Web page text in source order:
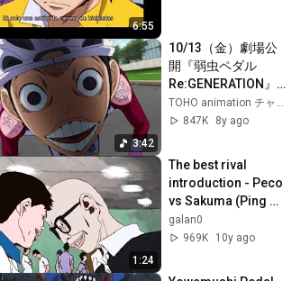
6:55
3:42
10/13（金）劇場公
開『弱虫ペダル
Re:GENERATION』
主題歌「ツヨサヨワ
サ」アニメスペシャ
期2018年1月放送ス
タート）
TOHO animation チャンネル
847K
8y ago
1:24
The best rival
introduction - Peco
vs Sakuma (Ping
Pong The
Animation)
galan0
969K
10y ago